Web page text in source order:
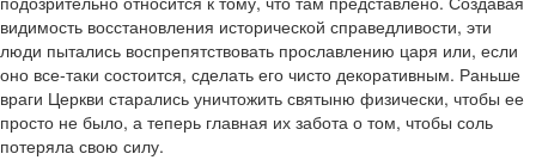
видимость восстановления исторической справедливости, эти
люди пытались воспрепятствовать прославлению царя или, если
оно все-таки состоится, сделать его чисто декоративным. Раньше
враги Церкви старались уничтожить святыню физически, чтобы ее
просто не было, а теперь главная их забота о том, чтобы соль
потеряла свою силу.